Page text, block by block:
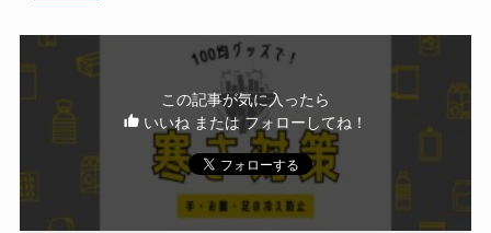
この記事が気に入ったら
いいね または フォローしてね！